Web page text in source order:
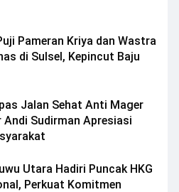
Pameran Kriya dan Wastra
di Sulsel, Kepincut Baju
Jalan Sehat Anti Mager
Andi Sudirman Apresiasi
Utara Hadiri Puncak HKG
Perkuat Komitmen